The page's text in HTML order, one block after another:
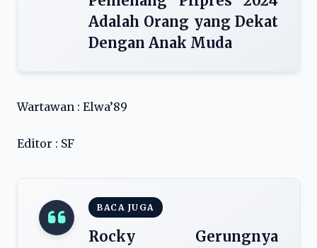
Adalah Orang yang Dekat
Dengan Anak Muda
Wartawan : Elwa’89
Editor : SF
BACA JUGA
Rocky Gerungnya